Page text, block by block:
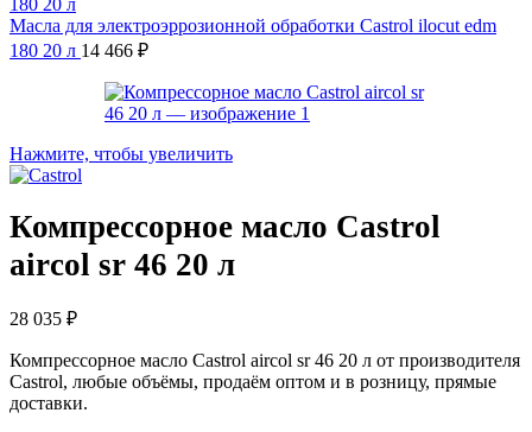
Масла для электроэррозионной обработки Castrol ilocut edm
180 20 л 14 466 ₽
Нажмите, чтобы увеличить
Компрессорное масло Castrol
aircol sr 46 20 л
28 035 ₽
Компрессорное масло Castrol aircol sr 46 20 л от производителя
Castrol, любые объёмы, продаём оптом и в розницу, прямые
доставки.